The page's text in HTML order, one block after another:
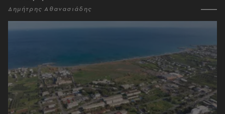
Δημήτρης Αθανασιάδης